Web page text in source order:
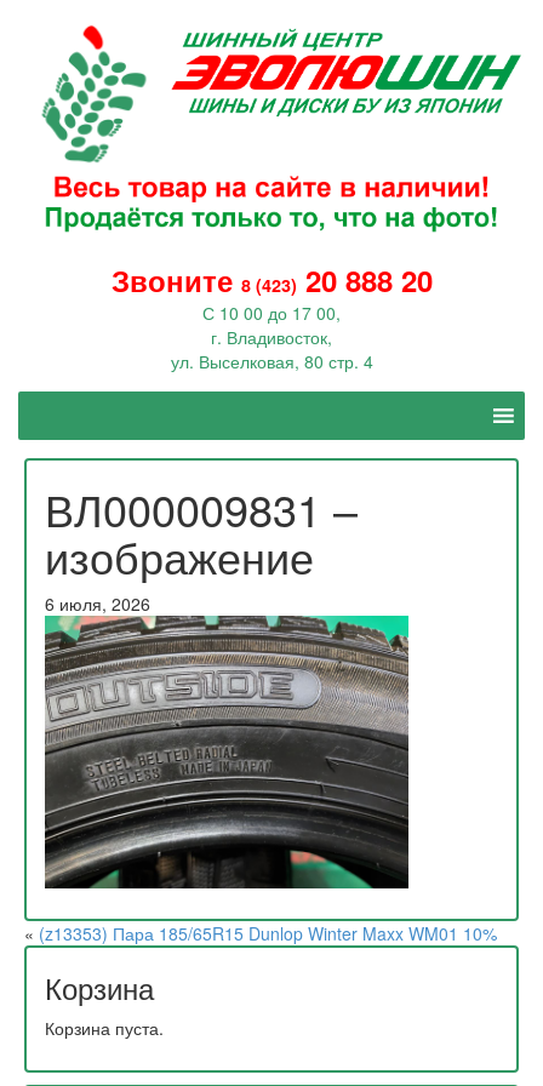
Звоните 8 (423) 20 888 20
С 10 00 до 17 00,
г. Владивосток,
ул. Выселковая, 80 стр. 4
ВЛ000009831 –
изображение
6 июля, 2026
« (z13353) Пара 185/65R15 Dunlop Winter Maxx WM01 10%
Корзина
Корзина пуста.